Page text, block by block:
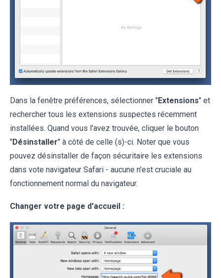
Dans la fenêtre préférences, sélectionner "Extensions" et
rechercher tous les extensions suspectes récemment
installées. Quand vous l'avez trouvée, cliquer le bouton
"Désinstaller" à côté de celle (s)-ci. Noter que vous
pouvez désinstaller de façon sécuritaire les extensions
dans vote navigateur Safari - aucune n'est cruciale au
fonctionnement normal du navigateur.
Changer votre page d'accueil :